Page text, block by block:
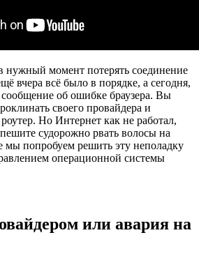
нужный момент потерять соединение
вчера всё было в порядке, а сегодня,
сообщение об ошибке браузера. Вы
своего провайдера и
Но Интернет как не работал,
судорожно рвать волосы на
мы попробуем решить эту неполадку
операционной системы
или авария на